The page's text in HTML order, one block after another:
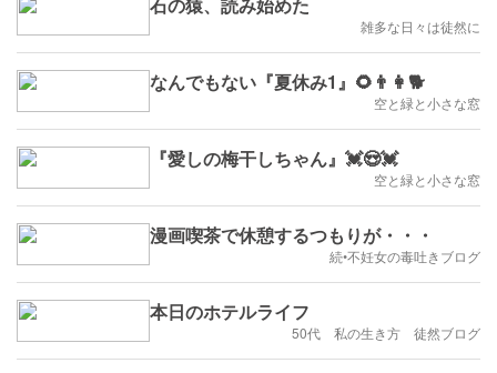
雑多な日々は徒然に
なんでもない『夏休み1』🌻👨👩🐕
空と緑と小さな窓
『愛しの梅干しちゃん』💓😍💓
空と緑と小さな窓
漫画喫茶で休憩するつもりが・・・
続•不妊女の毒吐きブログ
本日のホテルライフ
50代 私の生き方 徒然ブログ